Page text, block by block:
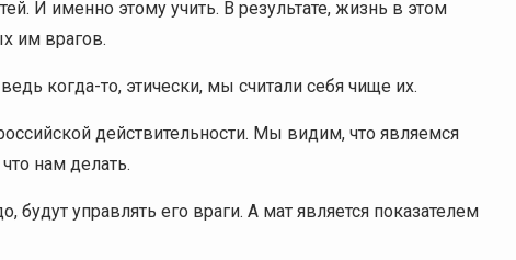
И именно этому учить. В результате, жизнь в этом
им врагов.
когда-то, этически, мы считали себя чище их.
действительности. Мы видим, что являемся
нам делать.
управлять его враги. А мат является показателем